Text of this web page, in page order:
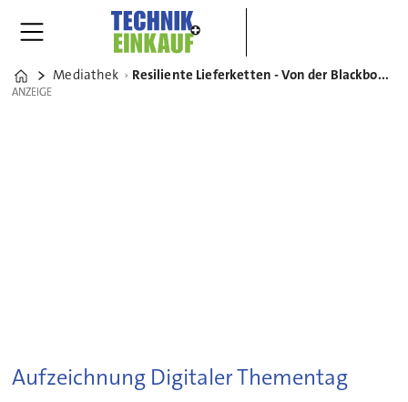
Home
Mediathek Resiliente Lieferketten - Von der Blackbox Supply Chain zum erfolgreichen Schnittstellenmanagement
ANZEIGE
ANZEIGE
Aufzeichnung Digitaler Thementag